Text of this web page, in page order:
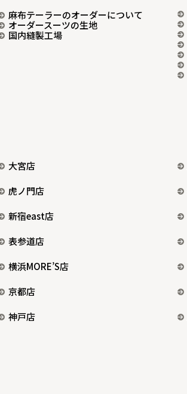
麻布テーラーのオーダーについて
オーダースーツの生地
国内縫製工場
大宮店
虎ノ門店
新宿east店
表参道店
横浜MORE’S店
京都店
神戸店